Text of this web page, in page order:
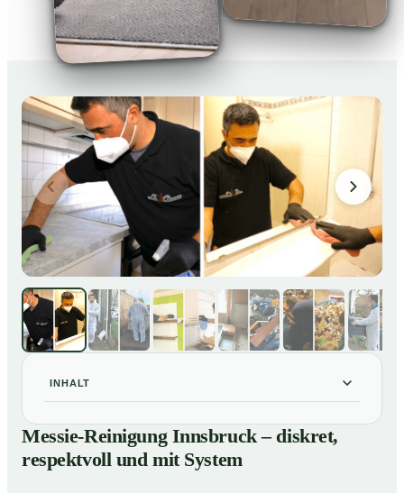
INHALT
Messie-Reinigung Innsbruck – diskret, respektvoll und
mit System
Warum professionelle Hilfe bei einer Messie-Wohnung
Messie-Reinigung Innsbruck – diskret,
respektvoll und mit System